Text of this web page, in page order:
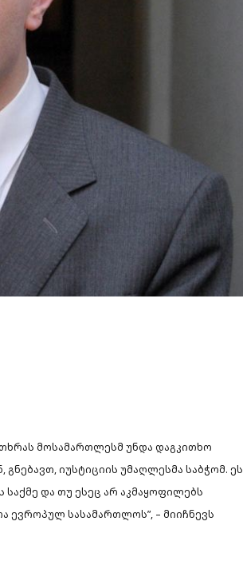
მოსამართლესმ უნდა დაგკითხო
იუსტიციის უმაღლესმა საბჭომ. ეს
და თუ ესეც არ აკმაყოფილებს
ევროპულ სასამართლოს”, – მიიჩნევს